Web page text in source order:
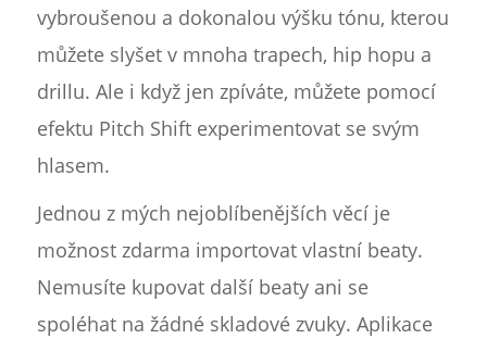
vybroušenou a dokonalou výšku tónu, kterou
můžete slyšet v mnoha trapech, hip hopu a
drillu. Ale i když jen zpíváte, můžete pomocí
efektu Pitch Shift experimentovat se svým
hlasem.
Jednou z mých nejoblíbenějších věcí je
možnost zdarma importovat vlastní beaty.
Nemusíte kupovat další beaty ani se
spoléhat na žádné skladové zvuky. Aplikace